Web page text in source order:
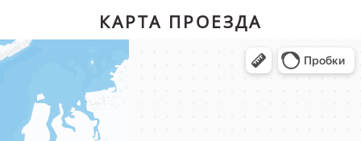
КАРТА ПРОЕЗДА